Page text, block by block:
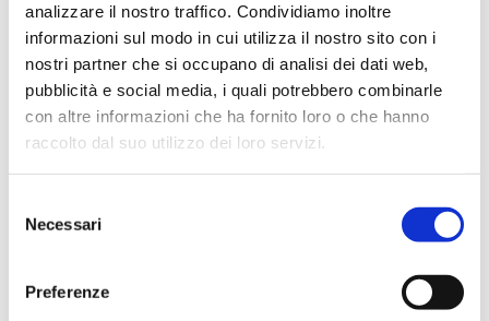
analizzare il nostro traffico. Condividiamo inoltre
informazioni sul modo in cui utilizza il nostro sito con i
nostri partner che si occupano di analisi dei dati web,
pubblicità e social media, i quali potrebbero combinarle
con altre informazioni che ha fornito loro o che hanno
raccolto dal suo utilizzo dei loro servizi.
delNecessari
Preferenze